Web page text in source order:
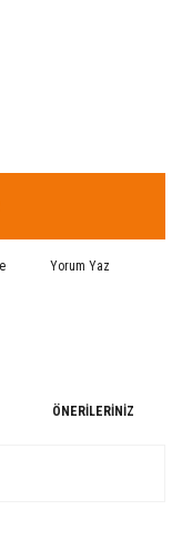
Yorum Yaz
ÖNERILERINIZ